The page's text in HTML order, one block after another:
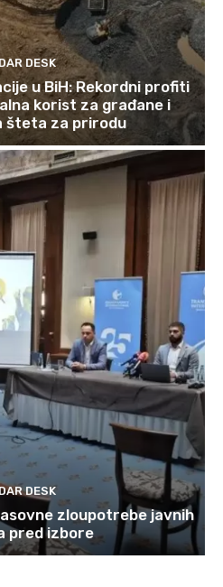
DESK
u BiH: Rekordni profiti
korist za građane i
šteta za prirodu
DESK
zloupotrebe javnih
pred izbore